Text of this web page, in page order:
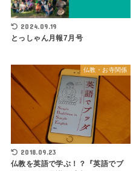
2024.09.19
とっしゃん月報7月号
仏教・お寺関係
2018.09.23
仏教を英語で学ぶ！？『英語でブ